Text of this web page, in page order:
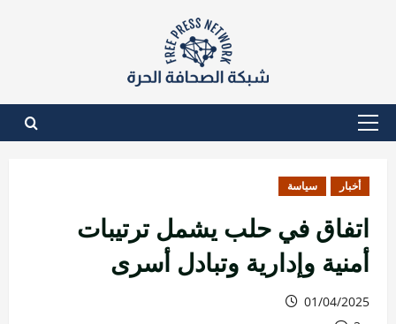
القائمة
أخبار سياسة
اتفاق في حلب يشمل ترتيبات
أمنية وإدارية وتبادل أسرى
01/04/2025